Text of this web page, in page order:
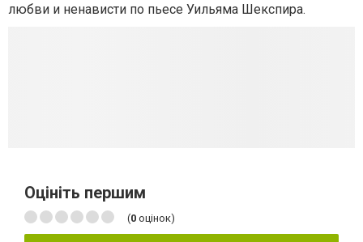
любви и ненависти по пьесе Уильяма Шекспира.
Оцініть першим
(0 оцінок)